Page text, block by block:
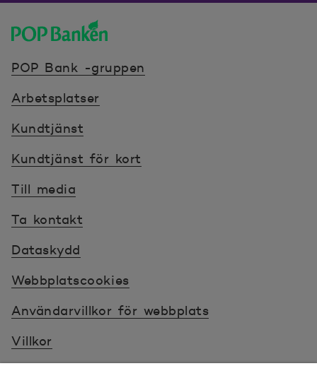
POP Bank -gruppen
Arbetsplatser
Kundtjänst
Kundtjänst för kort
Till media
Ta kontakt
Dataskydd
Webbplatscookies
Användarvillkor för webbplats
Villkor